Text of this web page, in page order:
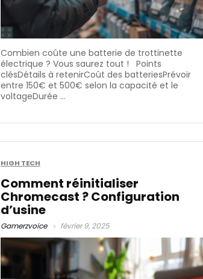
Combien coûte une batterie de trottinette
électrique ? Vous saurez tout ! Points
clésDétails à retenirCoût des batteriesPrévoir
entre 150€ et 500€ selon la capacité et le
voltageDurée ...
HIGH TECH
Comment réinitialiser
Chromecast​ ? Configuration
d’usine
Gamerzvoice février 9, 2025